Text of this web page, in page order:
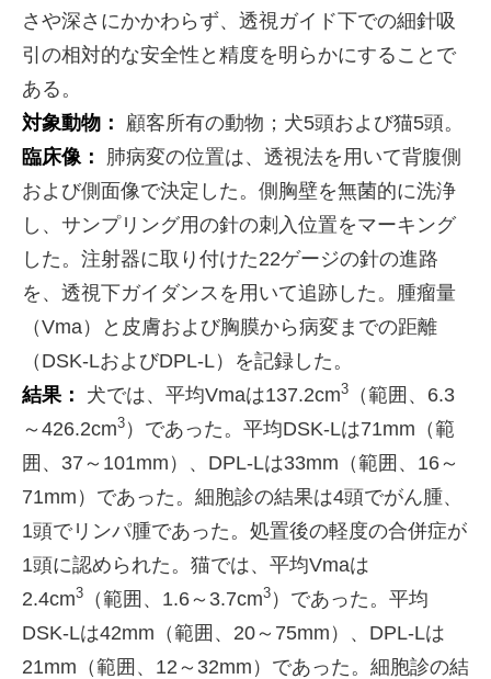
さや深さにかかわらず、透視ガイド下での細針吸
引の相対的な安全性と精度を明らかにすることで
ある。
対象動物：
顧客所有の動物；犬5頭および猫5頭。
臨床像：
肺病変の位置は、透視法を用いて背腹側
および側面像で決定した。側胸壁を無菌的に洗浄
し、サンプリング用の針の刺入位置をマーキング
した。注射器に取り付けた22ゲージの針の進路
を、透視下ガイダンスを用いて追跡した。腫瘤量
（Vma）と皮膚および胸膜から病変までの距離
（DSK-LおよびDPL-L）を記録した。
結果：
犬では、平均Vmaは137.2cm3
（範囲、6.3
～426.2cm3 ）であった。平均DSK-Lは71mm（範
囲、37～101mm）、DPL-Lは33mm（範囲、16～
71mm）であった。細胞診の結果は4頭でがん腫、
1頭でリンパ腫であった。処置後の軽度の合併症が
1頭に認められた。猫では、平均Vmaは
2.4cm3 （範囲、1.6～3.7cm3 ）であった。平均
DSK-Lは42mm（範囲、20～75mm）、DPL-Lは
21mm（範囲、12～32mm）であった。細胞診の結